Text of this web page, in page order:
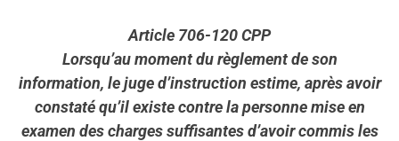
Article 706-120 CPP
Lorsqu’au moment du règlement de son
information, le juge d’instruction estime, après avoir
constaté qu’il existe contre la personne mise en
examen des charges suffisantes d’avoir commis les